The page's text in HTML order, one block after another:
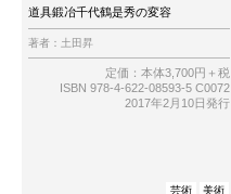
道具鍛冶千代鶴是秀の変容
著者： 土田昇
定価：本体3,700円＋税
ISBN 978-4-622-08593-5 C0072
2017年2月10日発行
芸術 美術